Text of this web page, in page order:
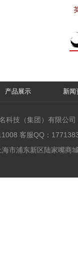
产品展示 新闻
科技（集团）有限公
客服QQ：
市浦东新区陆家嘴商